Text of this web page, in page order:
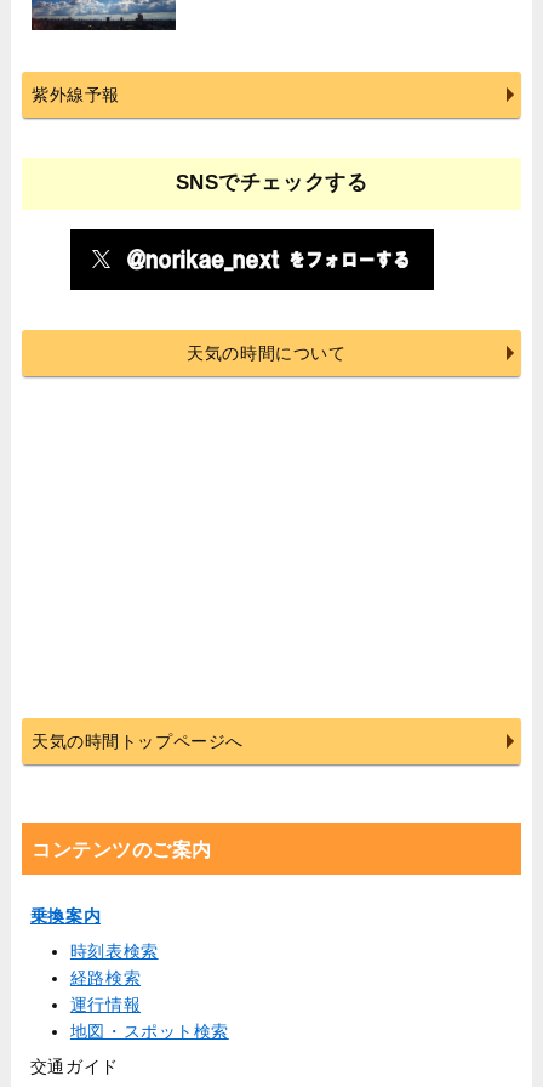
紫外線予報
SNSでチェックする
天気の時間について
天気の時間トップページへ
コンテンツのご案内
乗換案内
時刻表検索
経路検索
運行情報
地図・スポット検索
交通ガイド